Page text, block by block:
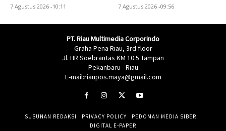
7 Agustus 2026 -10:11 7 Agustus 2026 -09:56
PT. Riau Multimedia Corporindo
Graha Pena Riau, 3rd floor
Jl. HR Soebrantas KM 10.5 Tampan
Pekanbaru - Riau
E-mail:riaupos.maya@gmail.com
SUSUNAN REDAKSI PRIVACY POLICY
PEDOMAN MEDIA SIBER
DIGITAL E-PAPER